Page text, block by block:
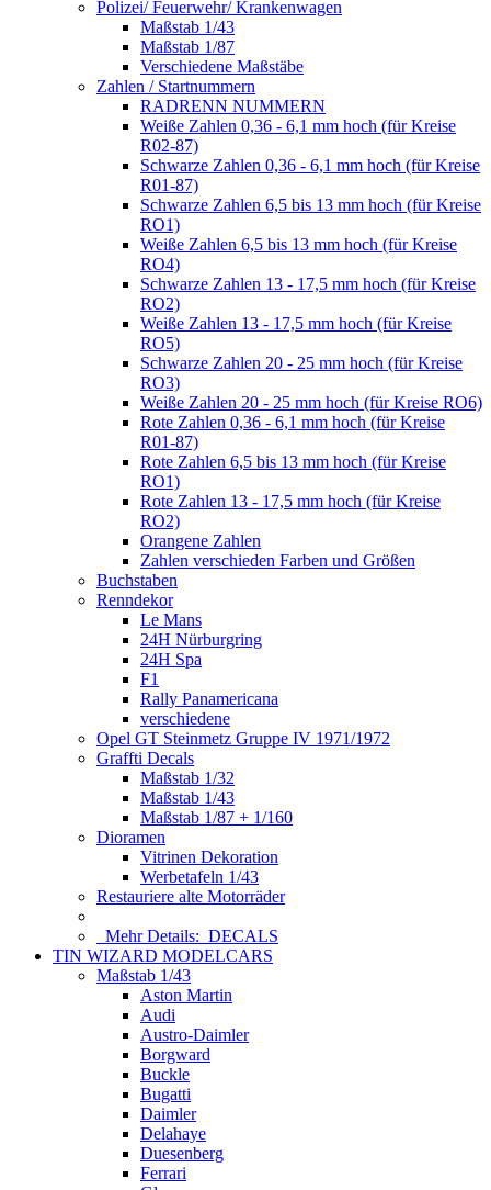
Polizei/ Feuerwehr/ Krankenwagen
Maßstab 1/43
Maßstab 1/87
Verschiedene Maßstäbe
Zahlen / Startnummern
RADRENN NUMMERN
Weiße Zahlen 0,36 - 6,1 mm hoch (für Kreise
R02-87)
Schwarze Zahlen 0,36 - 6,1 mm hoch (für Kreise
R01-87)
Schwarze Zahlen 6,5 bis 13 mm hoch (für Kreise
RO1)
Weiße Zahlen 6,5 bis 13 mm hoch (für Kreise
RO4)
Schwarze Zahlen 13 - 17,5 mm hoch (für Kreise
RO2)
Weiße Zahlen 13 - 17,5 mm hoch (für Kreise
RO5)
Schwarze Zahlen 20 - 25 mm hoch (für Kreise
RO3)
Weiße Zahlen 20 - 25 mm hoch (für Kreise RO6)
Rote Zahlen 0,36 - 6,1 mm hoch (für Kreise
R01-87)
Rote Zahlen 6,5 bis 13 mm hoch (für Kreise
RO1)
Rote Zahlen 13 - 17,5 mm hoch (für Kreise
RO2)
Orangene Zahlen
Zahlen verschieden Farben und Größen
Buchstaben
Renndekor
Le Mans
24H Nürburgring
24H Spa
F1
Rally Panamericana
verschiedene
Opel GT Steinmetz Gruppe IV 1971/1972
Graffti Decals
Maßstab 1/32
Maßstab 1/43
Maßstab 1/87 + 1/160
Dioramen
Vitrinen Dekoration
Werbetafeln 1/43
Restauriere alte Motorräder
Mehr Details: DECALS
TIN WIZARD MODELCARS
Maßstab 1/43
Aston Martin
Audi
Austro-Daimler
Borgward
Buckle
Bugatti
Daimler
Delahaye
Duesenberg
Ferrari